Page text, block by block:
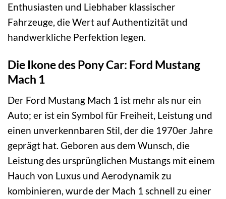
Enthusiasten und Liebhaber klassischer
Fahrzeuge, die Wert auf Authentizität und
handwerkliche Perfektion legen.
Die Ikone des Pony Car: Ford Mustang
Mach 1
Der Ford Mustang Mach 1 ist mehr als nur ein
Auto; er ist ein Symbol für Freiheit, Leistung und
einen unverkennbaren Stil, der die 1970er Jahre
geprägt hat. Geboren aus dem Wunsch, die
Leistung des ursprünglichen Mustangs mit einem
Hauch von Luxus und Aerodynamik zu
kombinieren, wurde der Mach 1 schnell zu einer